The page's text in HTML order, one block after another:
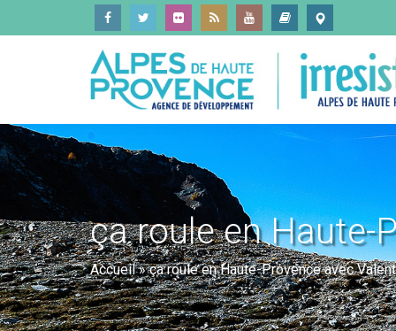
ça roule en Haute-
Accueil»ça roule en Haute-Provence avec